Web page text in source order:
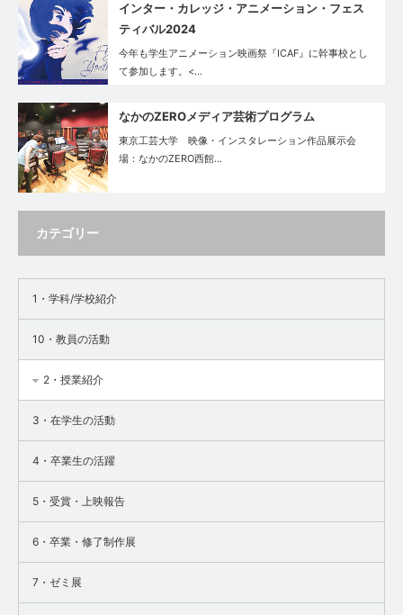
インター・カレッジ・アニメーション・フェス
ティバル2024
今年も学生アニメーション映画祭『ICAF』に幹事校とし
て参加します。<…
なかのZEROメディア芸術プログラム
東京工芸大学 映像・インスタレーション作品展示会
場：なかのZERO西館…
カテゴリー
1・学科/学校紹介
10・教員の活動
2・授業紹介
3・在学生の活動
4・卒業生の活躍
5・受賞・上映報告
6・卒業・修了制作展
7・ゼミ展